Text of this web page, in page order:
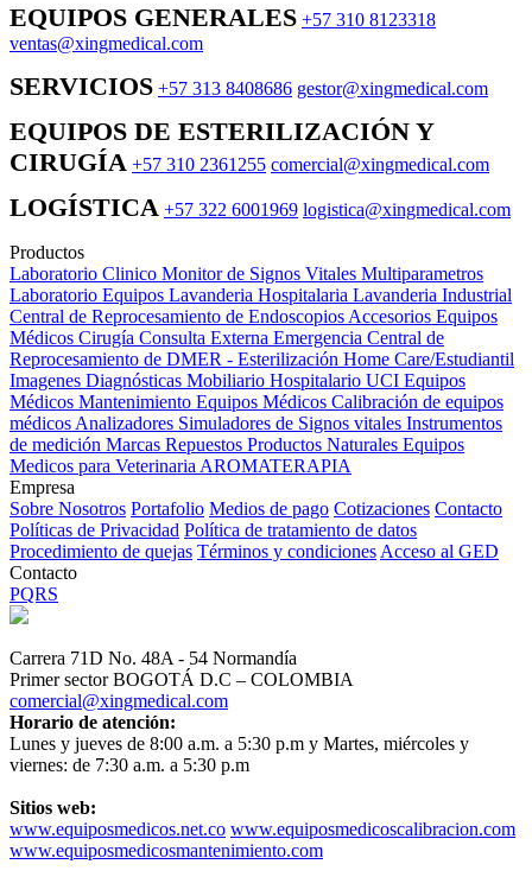
EQUIPOS GENERALES +57 310 8123318
ventas@xingmedical.com
SERVICIOS +57 313 8408686 gestor@xingmedical.com
EQUIPOS DE ESTERILIZACIÓN Y
CIRUGÍA +57 310 2361255 comercial@xingmedical.com
LOGÍSTICA +57 322 6001969 logistica@xingmedical.com
Productos
Laboratorio Clinico Monitor de Signos Vitales Multiparametros
Laboratorio Equipos Lavanderia Hospitalaria Lavanderia Industrial
Central de Reprocesamiento de Endoscopios Accesorios Equipos
Médicos Cirugía Consulta Externa Emergencia Central de
Reprocesamiento de DMER - Esterilización Home Care/Estudiantil
Imagenes Diagnósticas Mobiliario Hospitalario UCI Equipos
Médicos Mantenimiento Equipos Médicos Calibración de equipos
médicos Analizadores Simuladores de Signos vitales Instrumentos
de medición Marcas Repuestos Productos Naturales Equipos
Medicos para Veterinaria AROMATERAPIA
Empresa
Sobre Nosotros Portafolio Medios de pago Cotizaciones Contacto
Políticas de Privacidad Política de tratamiento de datos
Procedimiento de quejas Términos y condiciones Acceso al GED
Contacto
PQRS
Carrera 71D No. 48A - 54 Normandía
Primer sector BOGOTÁ D.C – COLOMBIA
comercial@xingmedical.com
Horario de atención:
Lunes y jueves de 8:00 a.m. a 5:30 p.m y Martes, miércoles y
viernes: de 7:30 a.m. a 5:30 p.m
Sitios web:
www.equiposmedicos.net.co www.equiposmedicoscalibracion.com
www.equiposmedicosmantenimiento.com